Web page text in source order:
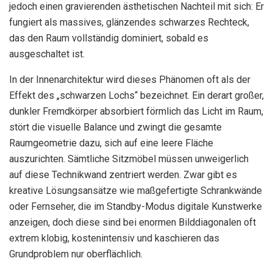
jedoch einen gravierenden ästhetischen Nachteil mit sich: Er
fungiert als massives, glänzendes schwarzes Rechteck,
das den Raum vollständig dominiert, sobald es
ausgeschaltet ist.
In der Innenarchitektur wird dieses Phänomen oft als der
Effekt des „schwarzen Lochs“ bezeichnet. Ein derart großer,
dunkler Fremdkörper absorbiert förmlich das Licht im Raum,
stört die visuelle Balance und zwingt die gesamte
Raumgeometrie dazu, sich auf eine leere Fläche
auszurichten. Sämtliche Sitzmöbel müssen unweigerlich
auf diese Technikwand zentriert werden. Zwar gibt es
kreative Lösungsansätze wie maßgefertigte Schrankwände
oder Fernseher, die im Standby-Modus digitale Kunstwerke
anzeigen, doch diese sind bei enormen Bilddiagonalen oft
extrem klobig, kostenintensiv und kaschieren das
Grundproblem nur oberflächlich.